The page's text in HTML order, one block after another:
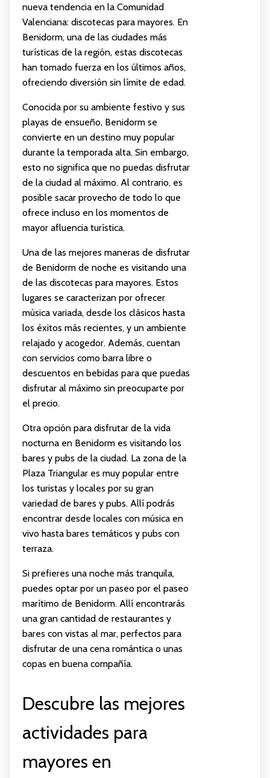
nueva tendencia en la Comunidad
Valenciana: discotecas para mayores. En
Benidorm, una de las ciudades más
turísticas de la región, estas discotecas
han tomado fuerza en los últimos años,
ofreciendo diversión sin límite de edad.
Conocida por su ambiente festivo y sus
playas de ensueño, Benidorm se
convierte en un destino muy popular
durante la temporada alta. Sin embargo,
esto no significa que no puedas disfrutar
de la ciudad al máximo. Al contrario, es
posible sacar provecho de todo lo que
ofrece incluso en los momentos de
mayor afluencia turística.
Una de las mejores maneras de disfrutar
de Benidorm de noche es visitando una
de las discotecas para mayores. Estos
lugares se caracterizan por ofrecer
música variada, desde los clásicos hasta
los éxitos más recientes, y un ambiente
relajado y acogedor. Además, cuentan
con servicios como barra libre o
descuentos en bebidas para que puedas
disfrutar al máximo sin preocuparte por
el precio.
Otra opción para disfrutar de la vida
nocturna en Benidorm es visitando los
bares y pubs de la ciudad. La zona de la
Plaza Triangular es muy popular entre
los turistas y locales por su gran
variedad de bares y pubs. Allí podrás
encontrar desde locales con música en
vivo hasta bares temáticos y pubs con
terraza.
Si prefieres una noche más tranquila,
puedes optar por un paseo por el paseo
marítimo de Benidorm. Allí encontrarás
una gran cantidad de restaurantes y
bares con vistas al mar, perfectos para
disfrutar de una cena romántica o unas
copas en buena compañía.
Descubre las mejores
actividades para
mayores en